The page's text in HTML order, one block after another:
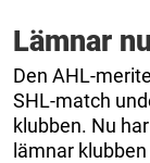
Lämnar
Den AHL-
SHL-match
klubben. Nu
lämnar